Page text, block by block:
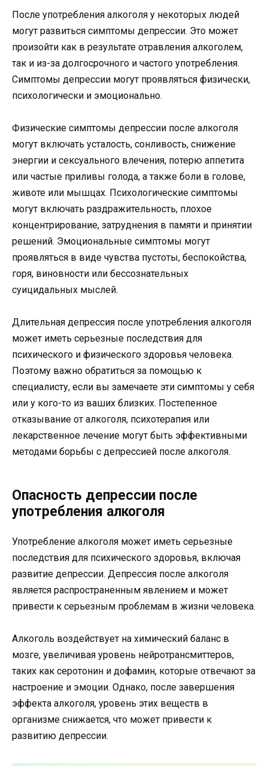
После употребления алкоголя у некоторых людей
могут развиться симптомы депрессии. Это может
произойти как в результате отравления алкоголем,
так и из-за долгосрочного и частого употребления.
Симптомы депрессии могут проявляться физически,
психологически и эмоционально.
Физические симптомы депрессии после алкоголя
могут включать усталость, сонливость, снижение
энергии и сексуального влечения, потерю аппетита
или частые приливы голода, а также боли в голове,
животе или мышцах. Психологические симптомы
могут включать раздражительность, плохое
концентрирование, затруднения в памяти и принятии
решений. Эмоциональные симптомы могут
проявляться в виде чувства пустоты, беспокойства,
горя, виновности или бессознательных
суицидальных мыслей.
Длительная депрессия после употребления алкоголя
может иметь серьезные последствия для
психического и физического здоровья человека.
Поэтому важно обратиться за помощью к
специалисту, если вы замечаете эти симптомы у себя
или у кого-то из ваших близких. Постепенное
отказывание от алкоголя, психотерапия или
лекарственное лечение могут быть эффективными
методами борьбы с депрессией после алкоголя.
Опасность депрессии после
употребления алкоголя
Употребление алкоголя может иметь серьезные
последствия для психического здоровья, включая
развитие депрессии. Депрессия после алкоголя
является распространенным явлением и может
привести к серьезным проблемам в жизни человека.
Алкоголь воздействует на химический баланс в
мозге, увеличивая уровень нейротрансмиттеров,
таких как серотонин и дофамин, которые отвечают за
настроение и эмоции. Однако, после завершения
эффекта алкоголя, уровень этих веществ в
организме снижается, что может привести к
развитию депрессии.